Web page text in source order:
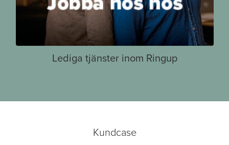
Lediga tjänster inom Ringup
Kundcase